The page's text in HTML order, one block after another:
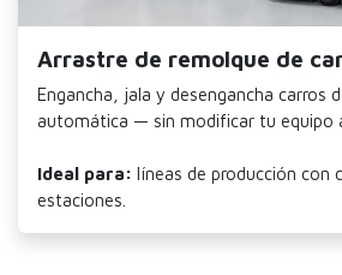
Arrastre de remolque de
Engancha, jala y desengancha carros
automática — sin modificar tu equipo
Ideal para: líneas de producción con
estaciones.